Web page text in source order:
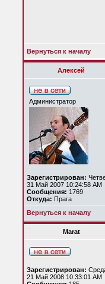
Вернуться к началу
Алексей
Администратор
Зарегистрирован:
31 Май 2007 10:24:58 AM
Сообщения: 1769
Откуда: Прага
Вернуться к началу
Marat
Зарегистрирован:
21 Май 2008 10:33:01 AM